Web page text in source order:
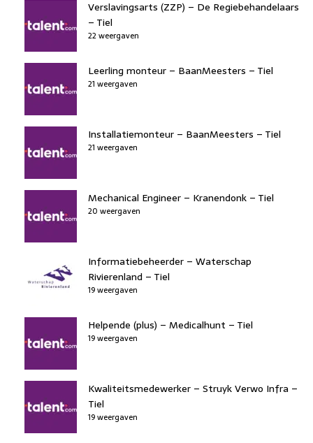
Verslavingsarts (ZZP) – De Regiebehandelaars
– Tiel
22 weergaven
Leerling monteur – BaanMeesters – Tiel
21 weergaven
Installatiemonteur – BaanMeesters – Tiel
21 weergaven
Mechanical Engineer – Kranendonk – Tiel
20 weergaven
Informatiebeheerder – Waterschap
Rivierenland – Tiel
19 weergaven
Helpende (plus) – Medicalhunt – Tiel
19 weergaven
Kwaliteitsmedewerker – Struyk Verwo Infra –
Tiel
19 weergaven